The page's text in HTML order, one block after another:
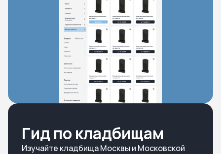
Гид по кладбищам
Изучайте кладбища Москвы и Московской